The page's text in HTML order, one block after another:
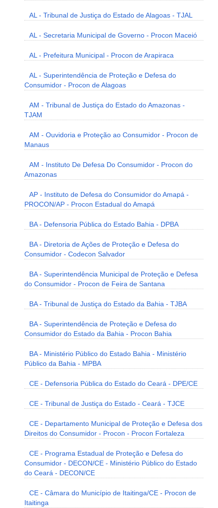
AL - Tribunal de Justiça do Estado de Alagoas - TJAL
AL - Secretaria Municipal de Governo - Procon Maceió
AL - Prefeitura Municipal - Procon de Arapiraca
AL - Superintendência de Proteção e Defesa do
Consumidor - Procon de Alagoas
AM - Tribunal de Justiça do Estado do Amazonas -
TJAM
AM - Ouvidoria e Proteção ao Consumidor - Procon de
Manaus
AM - Instituto De Defesa Do Consumidor - Procon do
Amazonas
AP - Instituto de Defesa do Consumidor do Amapá -
PROCON/AP - Procon Estadual do Amapá
BA - Defensoria Pública do Estado Bahia - DPBA
BA - Diretoria de Ações de Proteção e Defesa do
Consumidor - Codecon Salvador
BA - Superintendência Municipal de Proteção e Defesa
do Consumidor - Procon de Feira de Santana
BA - Tribunal de Justiça do Estado da Bahia - TJBA
BA - Superintendência de Proteção e Defesa do
Consumidor do Estado da Bahia - Procon Bahia
BA - Ministério Público do Estado Bahia - Ministério
Público da Bahia - MPBA
CE - Defensoria Pública do Estado do Ceará - DPE/CE
CE - Tribunal de Justiça do Estado - Ceará - TJCE
CE - Departamento Municipal de Proteção e Defesa dos
Direitos do Consumidor - Procon - Procon Fortaleza
CE - Programa Estadual de Proteção e Defesa do
Consumidor - DECON/CE - Ministério Público do Estado
do Ceará - DECON/CE
CE - Câmara do Município de Itaitinga/CE - Procon de
Itaitinga